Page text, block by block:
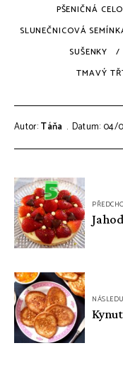
PŠENIČNÁ
SLUNEČNICOVÁ
SUŠENKY
TMAVÝ
Autor:Táňa Datum: 04/
Navigace
pro
příspěvek